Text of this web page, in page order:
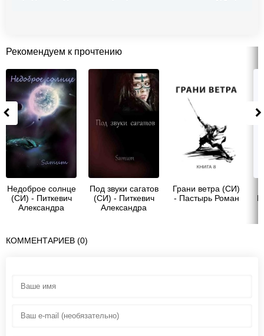
Рекомендуем к прочтению
Недоброе солнце
(СИ) - Питкевич
Александра
Под звуки сагатов
(СИ) - Питкевич
Александра
Грани ветра (СИ)
- Пастырь Роман
КОММЕНТАРИЕВ (0)